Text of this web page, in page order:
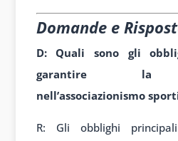
Domande e
D: Quali sono gli
garantire la
nell’associazionismo
R: Gli obblighi